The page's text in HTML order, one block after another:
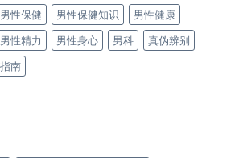
男性保健 男性保健知识
男性健康
男性精力 男性身心 男科
真伪辨别
南